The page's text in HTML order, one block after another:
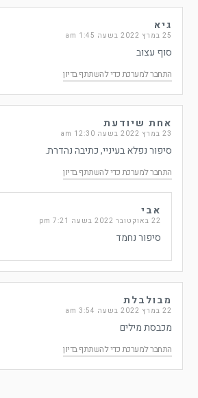
גיא
25 במרץ 2022 בשעה 1:45 am
סוף עצוב
התחבר למערכת כדי להשתתף בדיון
אחת שיודעת
23 במרץ 2022 בשעה 12:30 am
סיפור נפלא בעיניי, כתיבה נהדרת.
התחבר למערכת כדי להשתתף בדיון
אבי
22 באוקטובר 2022 בשעה 7:21 pm
סיפור נחמד
מבולבלת
22 במרץ 2022 בשעה 3:54 am
מכבסת מילים
התחבר למערכת כדי להשתתף בדיון